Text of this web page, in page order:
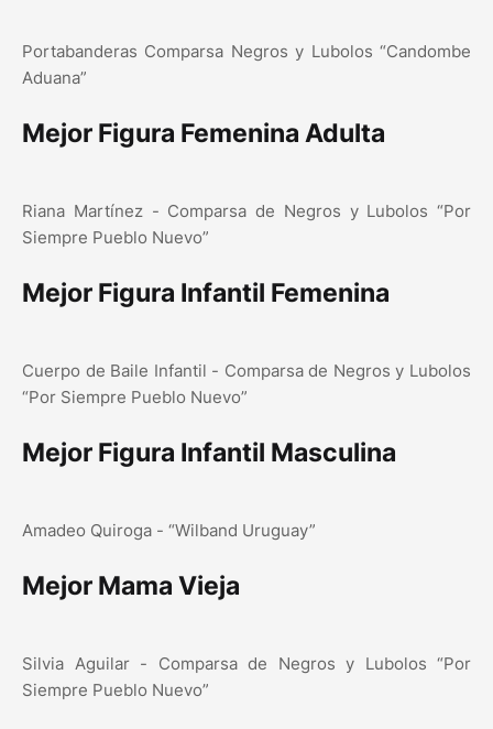
Portabanderas Comparsa Negros y Lubolos “Candombe
Aduana”
Mejor Figura Femenina Adulta
Riana Martínez - Comparsa de Negros y Lubolos “Por
Siempre Pueblo Nuevo”
Mejor Figura Infantil Femenina
Cuerpo de Baile Infantil - Comparsa de Negros y Lubolos
“Por Siempre Pueblo Nuevo”
Mejor Figura Infantil Masculina
Amadeo Quiroga - “Wilband Uruguay”
Mejor Mama Vieja
Silvia Aguilar - Comparsa de Negros y Lubolos “Por
Siempre Pueblo Nuevo”